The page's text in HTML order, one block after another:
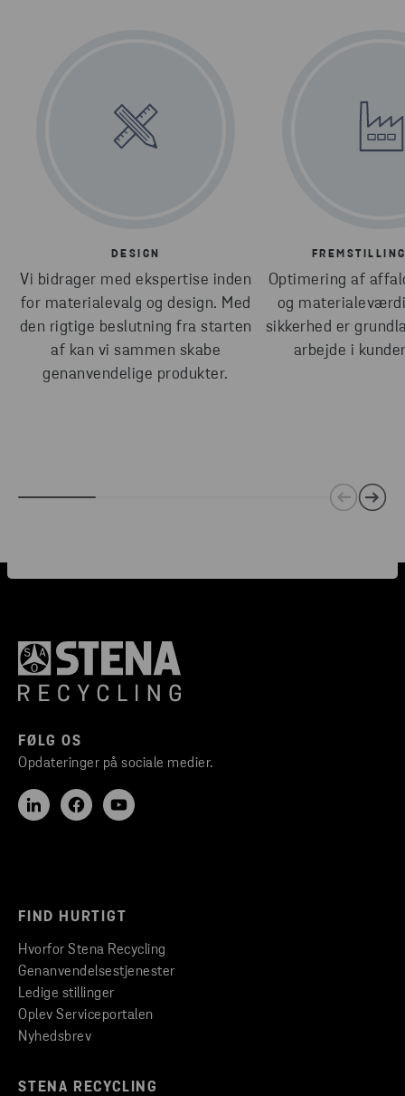
DESIGN
Vi bidrager med ekspertise inden
for materialevalg og design. Med
den rigtige beslutning fra starten
af kan vi sammen skabe
genanvendelige produkter.
Optimering af
og
sikkerhed er
arbejde i
FØLG OS
Opdateringer på sociale medier.
FIND HURTIGT
Hvorfor Stena Recycling
Genanvendelsestjenester
Ledige stillinger
Oplev Serviceportalen
Nyhedsbrev
STENA RECYCLING